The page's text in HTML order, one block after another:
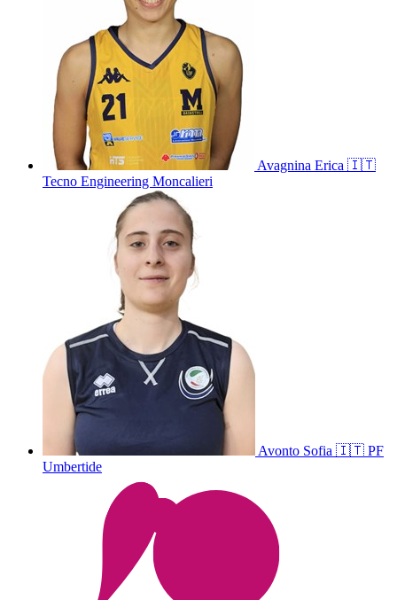
Avagnina Erica 🇮🇹
Tecno Engineering Moncalieri
Avonto Sofia 🇮🇹 PF
Umbertide